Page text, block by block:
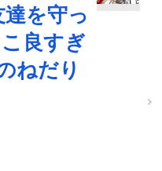
を守っ
良すぎ
ねだり